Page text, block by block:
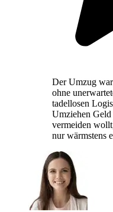
Der Umzug
ohne
tadellosen
Umziehen Geld
vermeiden
nur wärmstens